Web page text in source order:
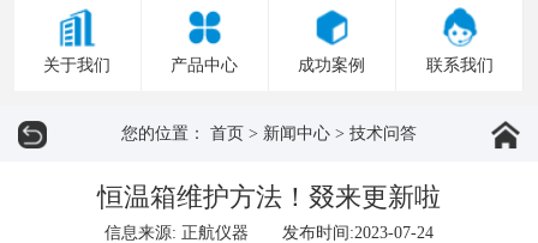
关于我们 产品中心 成功案例 联系我们
您的位置： 首页 > 新闻中心 > 技术问答
恒温箱维护方法！叕来更新啦
信息来源: 正航仪器 发布时间:2023-07-24